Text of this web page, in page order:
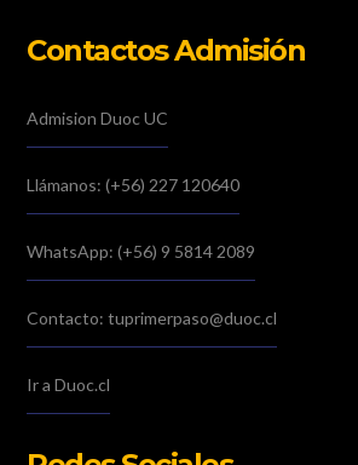
Contactos Admisión
Admision Duoc UC
Llámanos: (+56) 227 120640
WhatsApp: (+56) 9 5814 2089
Contacto: tuprimerpaso@duoc.cl
Ir a Duoc.cl